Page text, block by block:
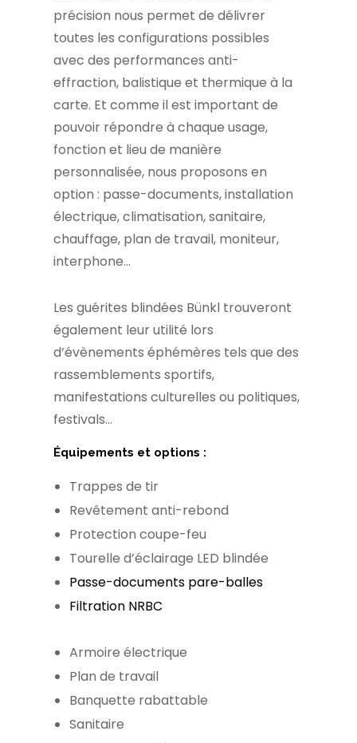
précision nous permet de délivrer
toutes les configurations possibles
avec des performances anti-
effraction, balistique et thermique à la
carte. Et comme il est important de
pouvoir répondre à chaque usage,
fonction et lieu de manière
personnalisée, nous proposons en
option : passe-documents, installation
électrique, climatisation, sanitaire,
chauffage, plan de travail, moniteur,
interphone…
Les guérites blindées Bünkl trouveront
également leur utilité lors
d’évènements éphémères tels que des
rassemblements sportifs,
manifestations culturelles ou politiques,
festivals…
Équipements et options :
Trappes de tir
Revêtement anti-rebond
Protection coupe-feu
Tourelle d’éclairage LED blindée
Passe-documents pare-balles
Filtration NRBC
Armoire électrique
Plan de travail
Banquette rabattable
Sanitaire